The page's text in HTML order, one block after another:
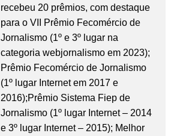
recebeu 20 prêmios, com destaque
para o VII Prêmio Fecomércio de
Jornalismo (1º e 3º lugar na
categoria webjornalismo em 2023);
Prêmio Fecomércio de Jornalismo
(1º lugar Internet em 2017 e
2016);Prêmio Sistema Fiep de
Jornalismo (1º lugar Internet – 2014
e 3º lugar Internet – 2015); Melhor